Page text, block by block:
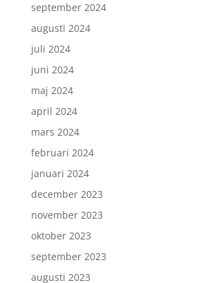
september 2024
augusti 2024
juli 2024
juni 2024
maj 2024
april 2024
mars 2024
februari 2024
januari 2024
december 2023
november 2023
oktober 2023
september 2023
augusti 2023